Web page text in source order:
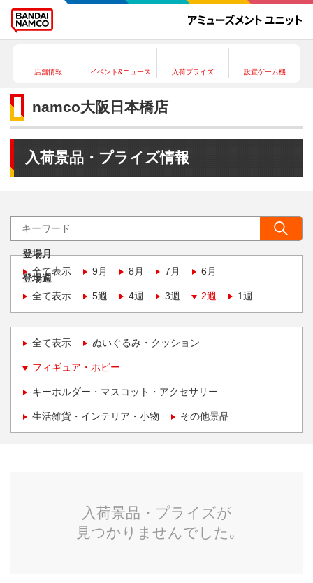
店舗情報 イベント&ニュース 入荷プライズ 設置ゲーム機
namco大阪日本橋店
入荷景品・プライズ情報
登場月
全て表示
9月 8月 7月 6月
登場週
全て表示
5週 4週 3週 2週 1週
全て表示 ぬいぐるみ・クッション
フィギュア・ホビー
キーホルダー・マスコット・アクセサリー
生活雑貨・インテリア・小物 その他景品